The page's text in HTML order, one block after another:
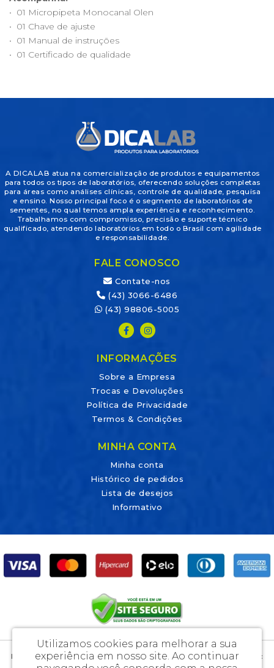
• 01 Micropipeta Monocanal Olen
• 01 Chave de ajuste
• 01 Manual de instruções
• 01 Certificado de qualidade
A DICALAB atua na comercialização de produtos e equipamentos
para todos os tipos de laboratórios, oferecendo soluções completas
para áreas como análises clínicas, controle de qualidade, pesquisa
e ensino. Nosso principal foco é o segmento de laboratórios de
sementes, no qual temos ampla experiência e reconhecimento.
Trabalhamos com compromisso, precisão e suporte técnico
qualificado, atendendo laboratórios em todo o Brasil com agilidade
e responsabilidade.
FALE CONOSCO
Contate-nos
(43) 3066-6486
(43) 98806-5005
INFORMAÇÕES
Sobre a Empresa
Trocas e Devoluções
Política de Privacidade
Termos & Condições
MINHA CONTA
Minha conta
Histórico de pedidos
Lista de desejos
Informativo
DicaLab Materiais Para Laboratórios e Artigos Médicos Ltda - CNPJ:
Utilizamos cookies para melhorar a sua
experiência em nosso site. Ao continuar